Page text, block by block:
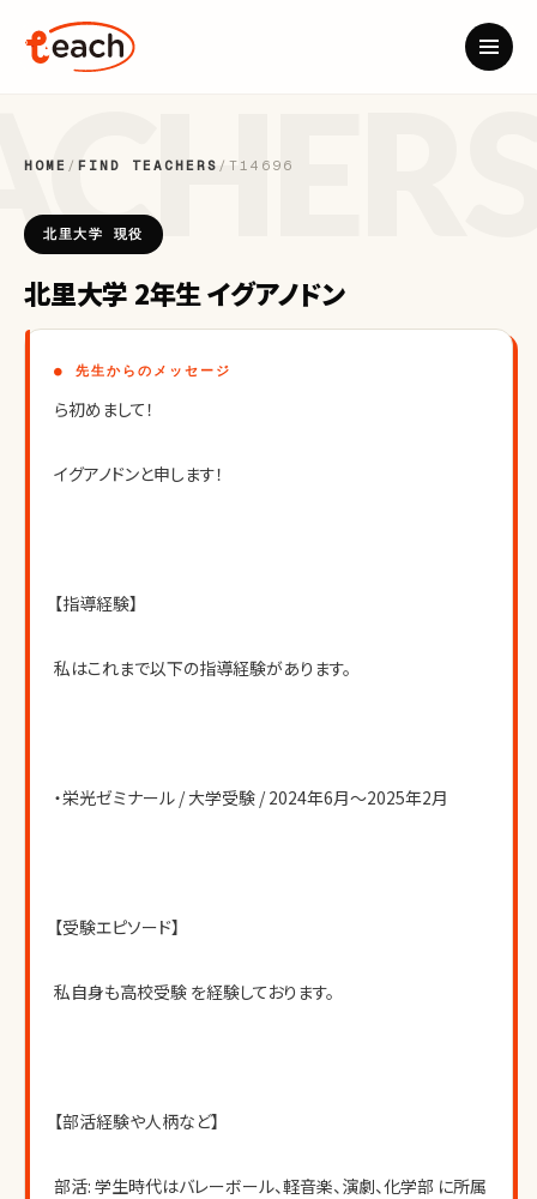
HOME / FIND TEACHERS / T14696
北里大学 現役
北里大学 2年生 イグアノドン
● 先生からのメッセージ
ら初めまして！
イグアノドンと申します！
【指導経験】
私はこれまで以下の指導経験があります。
・栄光ゼミナール / 大学受験 / 2024年6月〜2025年2月
【受験エピソード】
私自身も高校受験 を経験しております。
【部活経験や人柄など】
部活: 学生時代はバレーボール、軽音楽、演劇、化学部 に所属